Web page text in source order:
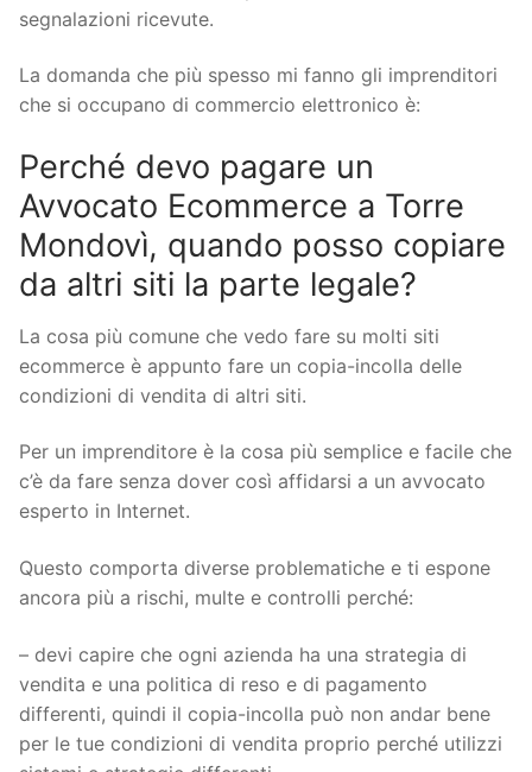
segnalazioni ricevute.
La domanda che più spesso mi fanno gli imprenditori
che si occupano di commercio elettronico è:
Perché devo pagare un
Avvocato Ecommerce a Torre
Mondovì, quando posso copiare
da altri siti la parte legale?
La cosa più comune che vedo fare su molti siti
ecommerce è appunto fare un copia-incolla delle
condizioni di vendita di altri siti.
Per un imprenditore è la cosa più semplice e facile che
c’è da fare senza dover così affidarsi a un avvocato
esperto in Internet.
Questo comporta diverse problematiche e ti espone
ancora più a rischi, multe e controlli perché:
– devi capire che ogni azienda ha una strategia di
vendita e una politica di reso e di pagamento
differenti, quindi il copia-incolla può non andar bene
per le tue condizioni di vendita proprio perché utilizzi